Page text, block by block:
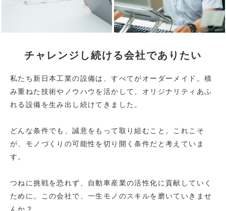
チャレンジし続ける会社でありたい
私たち新日本工業の設備は、すべてがオーダーメイド。 積
み重ねた技術やノウハウを活かして、 オリジナリティあふ
れる設備を生み出し続けてきました。
どんな条件でも、誠意をもって取り組むこと。 これこそ
が、モノづくりの可能性を切り開く条件だと考えていま
す。
つねに挑戦を恐れず、自動車産業の活性化に貢献していく
ために。
この会社で、一生モノのスキルを磨いていきませ
んか？